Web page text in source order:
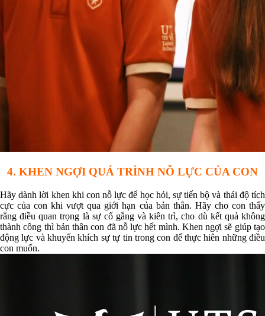
4. KHEN NGỢI QUÁ TRÌNH NỖ LỰC CỦA CON
Hãy dành lời khen khi con nỗ lực để học hỏi, sự tiến bộ và thái độ tích
cực của con khi vượt qua giới hạn của bản thân. Hãy cho con thấy
rằng điều quan trọng là sự cố gắng và kiên trì, cho dù kết quả không
thành công thì bản thân con đã nỗ lực hết mình. Khen ngợi sẽ giúp tạo
động lực và khuyến khích sự tự tin trong con để thực hiên những điều
con muốn.